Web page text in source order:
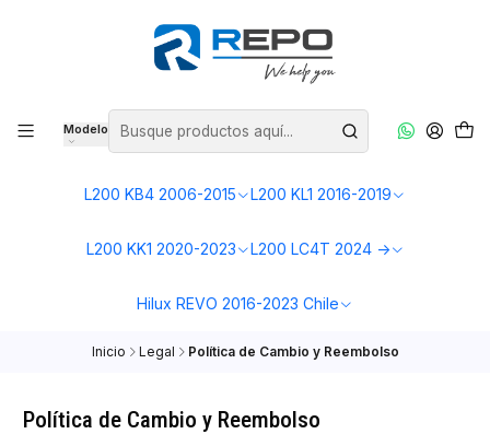
Modelo
L200 KB4 2006-2015 L200 KL1 2016-2019
L200 KK1 2020-2023 L200 LC4T 2024 ->
Hilux REVO 2016-2023 Chile
Inicio Legal Política de Cambio y Reembolso
Política de Cambio y Reembolso